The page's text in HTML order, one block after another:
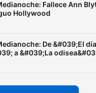
Fallece Ann
Hollywood
De &#039;El
a &#039;La